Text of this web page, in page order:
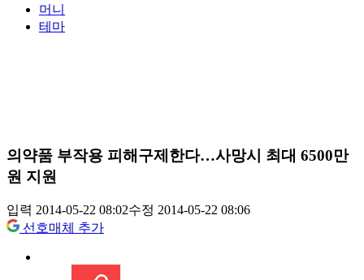
머니
테마
의약품 부작용 피해구제한다…사망시 최대 6500만
원 지원
입력 2014-05-22 08:02수정 2014-05-22 08:06
선호매체 추가